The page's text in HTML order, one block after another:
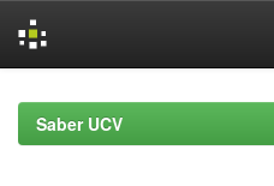
navigationSaber UCV